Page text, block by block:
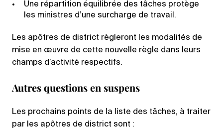
Une répartition équilibrée des tâches protège
les ministres d’une surcharge de travail.
Les apôtres de district règleront les modalités de
mise en œuvre de cette nouvelle règle dans leurs
champs d’activité respectifs.
Autres questions en suspens
Les prochains points de la liste des tâches, à traiter
par les apôtres de district sont :